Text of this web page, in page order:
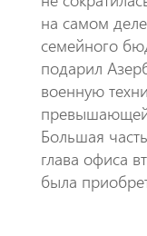
на самом
семейного
подарил
военную
Большая
глава офиса
была